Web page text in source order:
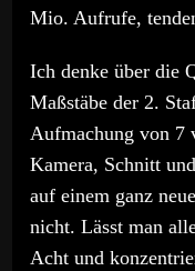
Mio. Aufrufe,
Ich denke über die
Maßstäbe der 2.
Aufmachung von 7
Kamera, Schnitt
auf einem ganz
nicht. Lässt man
Acht und